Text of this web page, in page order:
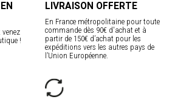
!
LIVRAISON OFFERTE
En France métropolitaine pour toute
commande dès 90€ d'achat et à
partir de 150€ d’achat pour les
expéditions vers les autres pays de
l’Union Européenne.